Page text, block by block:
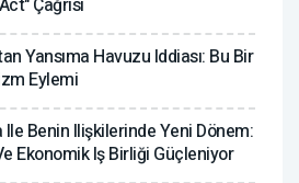
Yansıma Havuzu Iddiası: Bu Bir
Eylemi
Ile Benin Ilişkilerinde Yeni Dönem:
Ekonomik Iş Birliği Güçleniyor